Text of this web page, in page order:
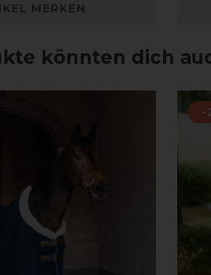
MERKEN
könnten dich
-